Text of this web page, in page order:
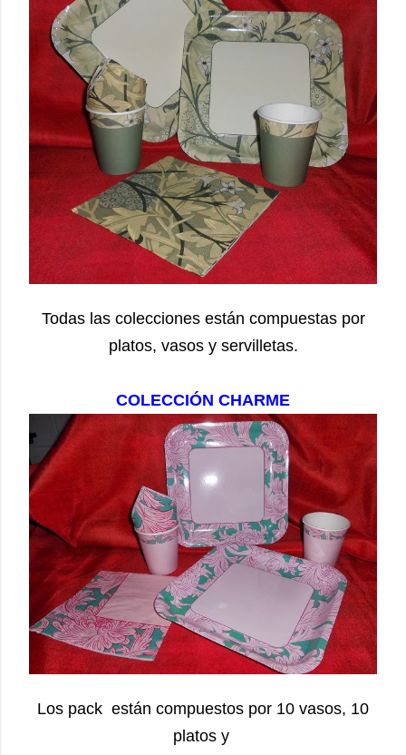
Todas las colecciones están compuestas por
platos, vasos y servilletas.
COLECCIÓN CHARME
Los pack están compuestos por 10 vasos, 10
platos y